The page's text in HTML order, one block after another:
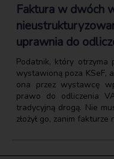
Faktura w dwóch
uprawnia do
Podatnik, który otrzyma
wystawioną poza KSeF,
ona przez wystawcę
prawo do odliczenia
tradycyjną drogą. Nie
złożył go, zanim fakturze